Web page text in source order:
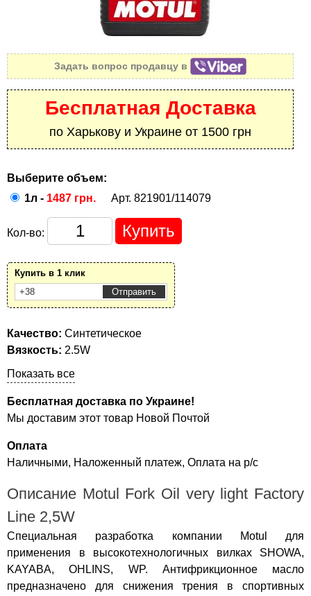
Задать вопрос продавцу в
Бесплатная Доставка
по Харькову и Украине от 1500 грн
Выберите объем:
1л - 1487 грн. Арт. 821901/114079
Кол-во:
Купить в 1 клик
Качество: Синтетическое
Вязкость: 2.5W
Показать все
Бесплатная доставка по Украине!
Мы доставим этот товар Новой Почтой
Оплата
Наличными, Наложенный платеж, Оплата на р/с
Описание Motul Fork Oil very light Factory
Line 2,5W
Специальная разработка компании Motul для
применения в высокотехнологичных вилках SHOWA,
KAYABA, OHLINS, WP. Антифрикционное масло
предназначено для снижения трения в спортивных